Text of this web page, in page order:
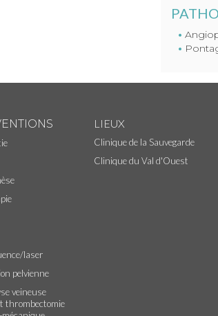
laser
pelvienne
veineuse
thrombectomie
LIEUX
Clinique de la Sauvegarde
Clinique du Val d'Ouest